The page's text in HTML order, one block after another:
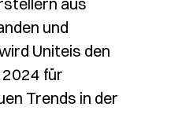
und
Uniteis den
für
Trends in der